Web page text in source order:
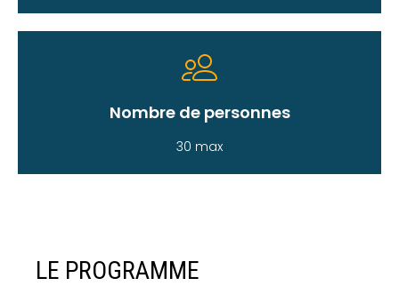
Nombre de personnes
30 max
LE PROGRAMME